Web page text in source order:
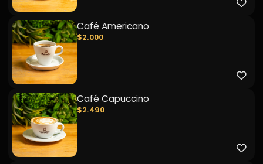
Café Americano
$2.000
Café Capuccino
$2.490